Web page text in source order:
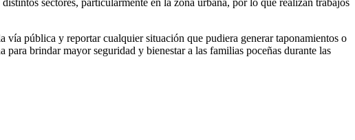
pública y reportar cualquier situación que pudiera generar taponamientos o
para brindar mayor seguridad y bienestar a las familias poceñas durante las